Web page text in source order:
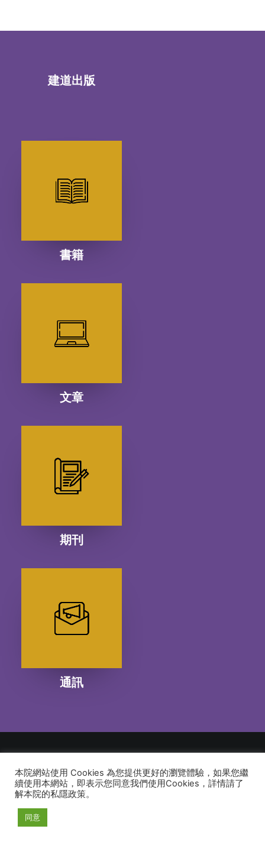
建道出版
書籍
文章
期刊
通訊
© 2026 建道神學院Alliance Bible Seminary. All rights reserved
本院網站使用 Cookies 為您提供更好的瀏覽體驗，如果您繼
續使用本網站，即表示您同意我們使用Cookies，詳情請了
解本院的私隱政策。
同意